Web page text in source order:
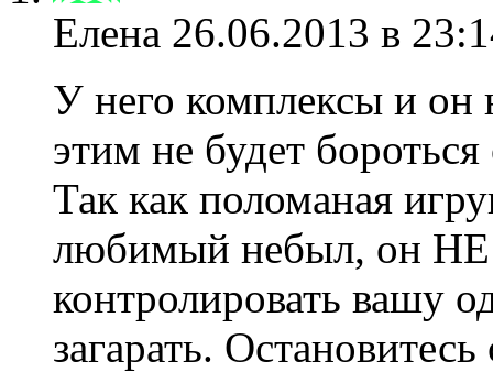
Елена 26.06.2013 в
У него комплексы и он
этим не будет
Так как поломаная
любимый небыл, он
контролировать вашу
загарать.